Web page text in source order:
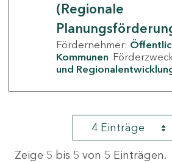
(Regionale
Fördernehmer:
Kommunen
und
4 Einträge
Zeige 5 bis 5 von 5 Einträgen.